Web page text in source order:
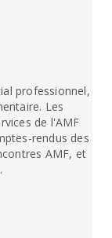
professionnel,
Les
de l'AMF
rendus des
AMF, et